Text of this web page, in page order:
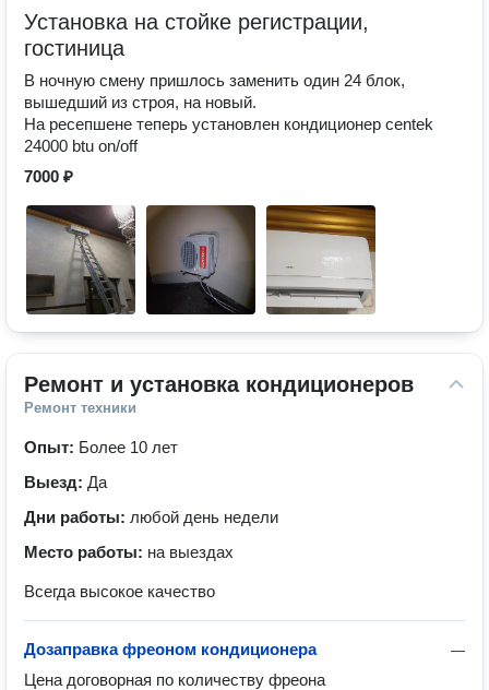
Установка на стойке регистрации,
гостиница
В ночную смену пришлось заменить один 24 блок,
вышедший из строя, на новый.
На ресепшене теперь установлен кондиционер centek
24000 btu on/off
7000 ₽
Ремонт и установка кондиционеров
Ремонт техники
Опыт: Более 10 лет
Выезд: Да
Дни работы: любой день недели
Место работы: на выездах
Всегда высокое качество
—
Дозаправка фреоном кондиционера
Цена договорная по количеству фреона